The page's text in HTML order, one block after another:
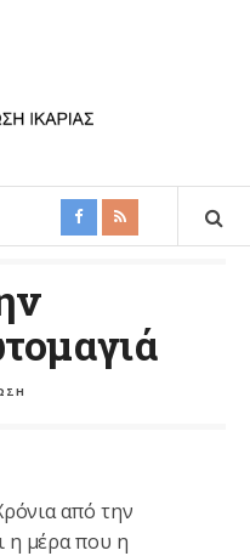
από την
η μέρα που η